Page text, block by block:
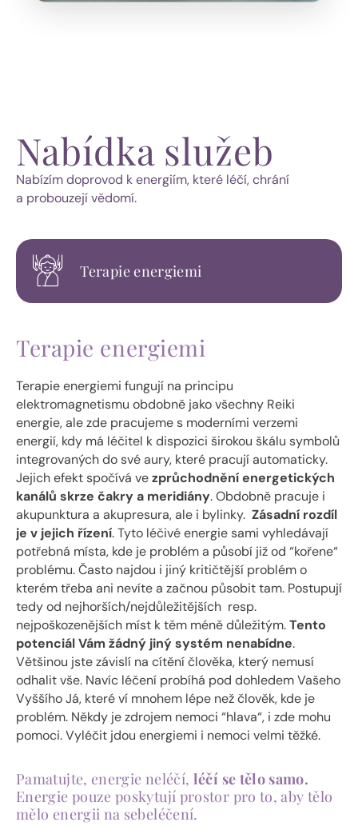
Nabídka služeb
Nabízím doprovod k energiím, které léčí, chrání
a probouzejí vědomí.
Terapie energiemi
Terapie energiemi
Terapie energiemi fungují na principu
elektromagnetismu obdobně jako všechny Reiki
energie, ale zde pracujeme s moderními verzemi
energií, kdy má léčitel k dispozici širokou škálu symbolů
integrovaných do své aury, které pracují automaticky.
Jejich efekt spočívá vezprůchodněníenergetických
kanálů skrze čakrya meridiány. Obdobně pracuje i
akupunktura a akupresura, ale i bylinky. Zásadní rozdíl
je v jejich řízení. Tyto léčivé energie sami vyhledávají
potřebná místa, kde je problém a působí již od “kořene“
problému. Často najdou i jiný kritičtější problém o
kterém třeba ani nevíte a začnou působit tam. Postupují
tedy od nejhorších/nejdůležitějších resp.
nejpoškozenějších míst k těm méně důležitým.Tento
potenciálVám žádný jinýsystém nenabídne.
Většinou jste závislí na cítění člověka, který nemusí
odhalit vše. Navíc léčení probíhá pod dohledem Vašeho
Vyššího Já, které ví mnohem lépe než člověk, kde je
problém. Někdy je zdrojem nemoci “hlava“, i zde mohu
pomoci. Vyléčit jdou energiemi i nemoci velmi těžké.
Pamatujte, energie neléčí, léčí se tělo samo.
Energie pouze poskytují prostor pro to, aby tělo
mělo energii na sebeléčení.